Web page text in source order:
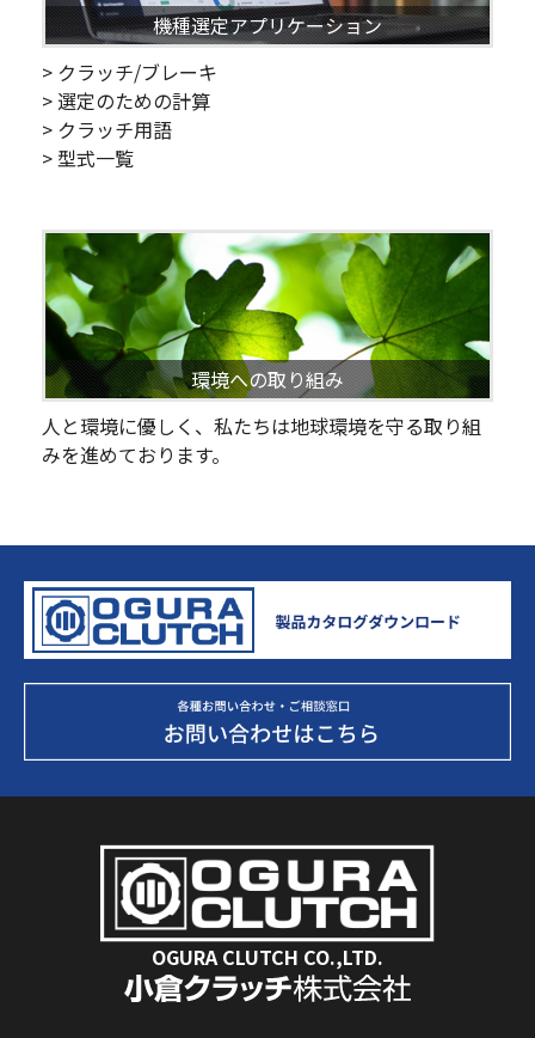
機種選定アプリケーション
> クラッチ/ブレーキ
> 選定のための計算
> クラッチ用語
> 型式一覧
環境への取り組み
人と環境に優しく、私たちは地球環境を守る取り組
みを進めております。
OGURA CLUTCH CO.,LTD.